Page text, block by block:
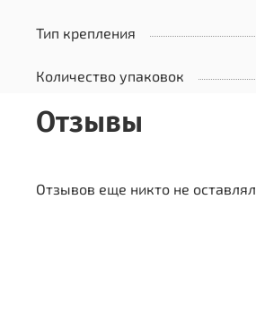
Тип крепления
Количество упаковок
Отзывы
Отзывов еще никто не оставлял